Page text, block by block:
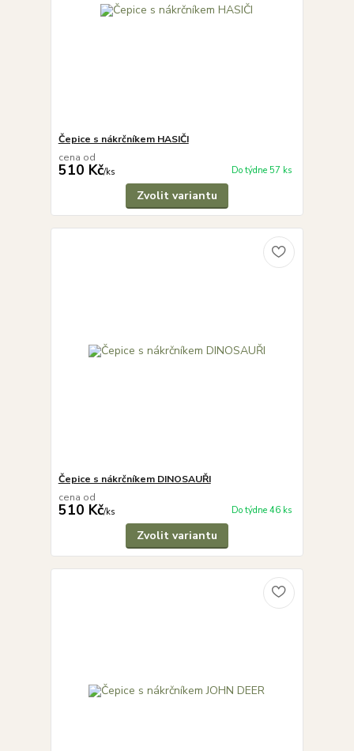
Čepice s nákrčníkem HASIČI
cena od
510 Kč/ks Do týdne 57 ks
Zvolit variantu
Čepice s nákrčníkem DINOSAUŘI
cena od
510 Kč/ks Do týdne 46 ks
Zvolit variantu